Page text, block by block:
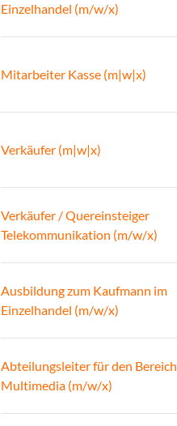
Einzelhandel (m/w/x)
Mitarbeiter Kasse (m|w|x)
Verkäufer (m|w|x)
Verkäufer / Quereinsteiger
Telekommunikation (m/w/x)
Ausbildung zum Kaufmann im
Einzelhandel (m/w/x)
Abteilungsleiter für den Bereich
Multimedia (m/w/x)